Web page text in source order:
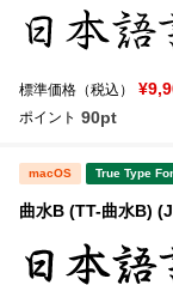
標準価格（税込）
ポイント 90pt
macOS True Type
曲水B (TT-曲水B)